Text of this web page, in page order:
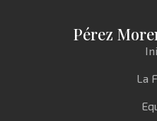
Pérez
La